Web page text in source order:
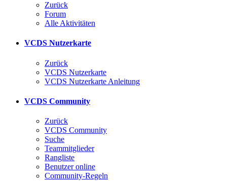
Zurück
Forum
Alle Aktivitäten
VCDS Nutzerkarte
Zurück
VCDS Nutzerkarte
VCDS Nutzerkarte Anleitung
VCDS Community
Zurück
VCDS Community
Suche
Teammitglieder
Rangliste
Benutzer online
Community-Regeln